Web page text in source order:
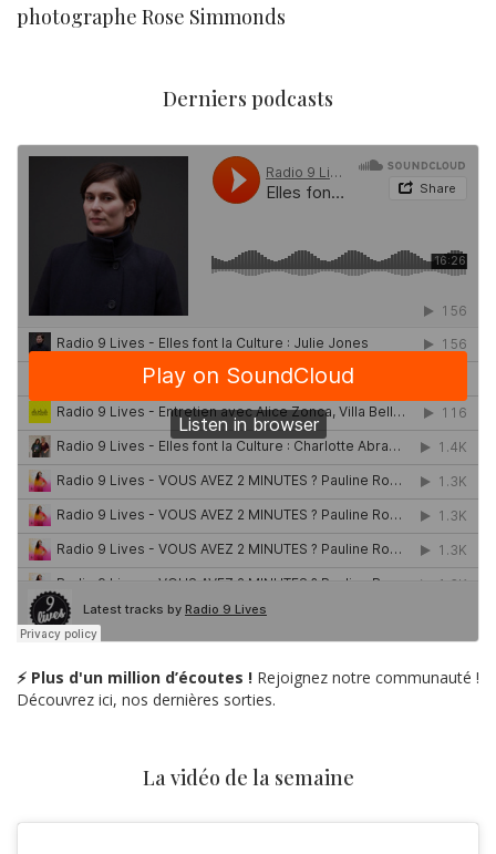
photographe Rose Simmonds
Derniers podcasts
⚡ Plus d'un million d’écoutes ! Rejoignez notre communauté !
Découvrez ici, nos dernières sorties.
La vidéo de la semaine